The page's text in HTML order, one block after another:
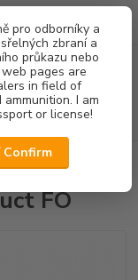
pro odborníky a
zbraní a
průkazu nebo
pages are
in field of
I am
or license!
Confirm
Menu
Hledat
za0,00 Kč
FO